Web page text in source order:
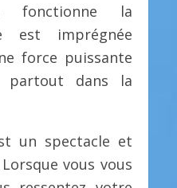
fonctionne la
est imprégnée
force puissante
partout dans la
un spectacle et
vous vous